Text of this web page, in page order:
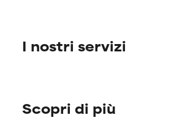
La storia di Paula
I nostri servizi
Domande frequenti (FAQ)
Spedizioni
Scopri di più